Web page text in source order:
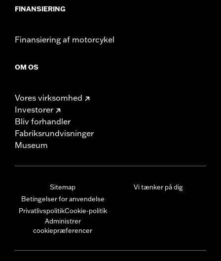
FINANSIERING
Finansiering af motorcykel
OM OS
Vores virksomhed
Investorer
Bliv forhandler
Fabriksrundvisninger
Museum
Sitemap
Betingelser for anvendelse
PrivatlivspolitikCookie-politik
Administrer
cookiepræferencer
Vi tænker på dig